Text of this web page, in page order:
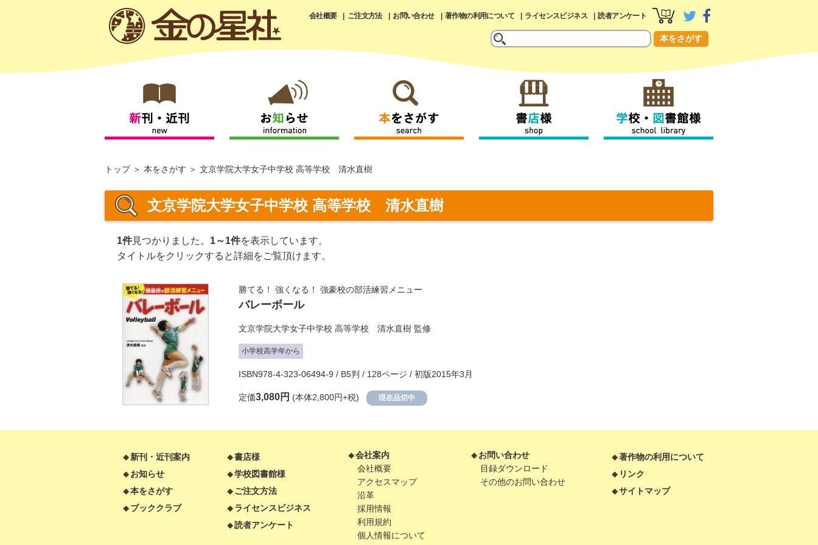
会社概要 ご注文方法 お問い合わせ 著作物の利用について ライセンスビジネス 読者アンケート
本をさがす
トップ 本をさがす 文京学院大学女子中学校 高等学校 清水直樹
文京学院大学女子中学校 高等学校 清水直樹
1件見つかりました。 1～1件を表示しています。
タイトルをクリックすると詳細をご覧頂けます。
勝てる！ 強くなる！ 強豪校の部活練習メニュー
バレーボール
文京学院大学女子中学校 高等学校 清水直樹 監修
小学校高学年から
ISBN978-4-323-06494-9 / B5判 / 128ページ / 初版2015年3月
定価3,080円 (本体2,800円+税) 現在品切中
新刊・近刊案内
お知らせ
本をさがす
ブッククラブ
書店様
学校図書館様
ご注文方法
ライセンスビジネス
読者アンケート
会社案内
会社概要
アクセスマップ
沿革
採用情報
利用規約
個人情報について
お問い合わせ
目録ダウンロード
その他のお問い合わせ
著作物の利用について
リンク
サイトマップ